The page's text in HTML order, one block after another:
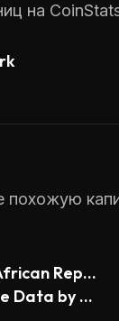
на
похожую
Repub
Data by M